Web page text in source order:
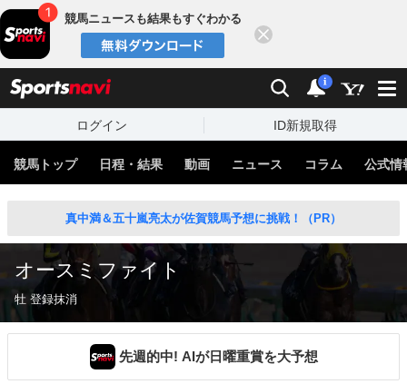
競馬ニュースも結果もすぐわかる
検索 通知
i
ログイン ID新規取得
競馬トップ 日程・結果 動画 ニュース コラム 公式情
真中満＆五十嵐亮太が佐賀競馬予想に挑戦！（PR）
オースミファイト
牡 登録抹消
先週的中! AIが日曜重賞を大予想